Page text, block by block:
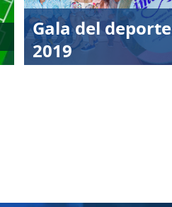
Gala del deporte
2019